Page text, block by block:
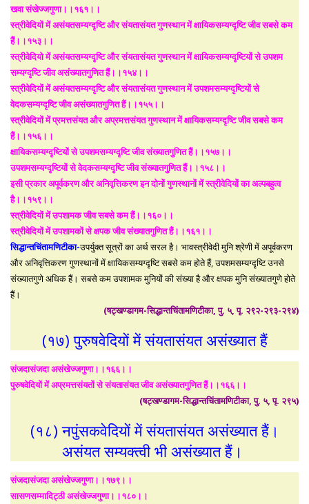
खवा संखेज्जगुणा।।१६१।।
स्त्रीवेदियों में असंयतसम्यग्दृष्टि और संयतासंयत गुणस्थान में क्षायिकसम्यग्दृष्टि जीव सबसे कम
हैं।।१५३।।
स्त्रीवेदियो में असंयतसम्यग्दृष्टि और संयतासंयत गुणस्थान में क्षायिकसम्यग्दृष्टियों से उपशम
सम्यग्दृष्टि जीव असंख्यातगुणित हैं।।१५४।।
स्त्रीवेदियों में असंयतसम्यग्दृष्टि और संयतासंयत गुणस्थान में उपशमसम्यग्दृष्टियों से
वेदकसम्यग्दृष्टि जीव असंख्यातगुणित हैं।।१५५।।
स्त्रीवेदियों में प्रमत्तसंयत और अप्रमत्तसंयत गुणस्थान में क्षायिकसम्यग्दृष्टि जीव सबसे कम
हैं।।१५६।।
क्षायिकसम्यग्दृष्टियों से उपशमसम्यग्दृष्टि जीव संख्यातगुणित हैं।।१५७।।
उपशमसम्यग्दृष्टियों से वेदकसम्यग्दृष्टि जीव संख्यातगुणित हैं।।१५८।।
इसी प्रकार अपूर्वकरण और अनिवृत्तिकरण इन दोनों गुणस्थानों में स्त्रीवेदियों का अल्पबहुत्व
है।।१५९।।
स्त्रीवेदियों में उपशामक जीव सबसे कम हैं।।१६०।।
स्त्रीवेदियों में उपशामकों से क्षपक जीव संख्यातगुणित हैं।।१६१।।
सिद्धान्तचिंतामणिटीका-उपर्युक्त सूत्रों का अर्थ सरल है। भावस्त्रीवेदी मुनि श्रेणी में अपूर्वकरण
और अनिवृत्तिकरण गुणस्थानों में क्षायिकसम्यग्दृष्टि सबसे कम होते हैं, उपशमसम्यग्दृष्टि उनसे
संख्यातगुणे अधिक हैं। सबसे कम उपशामक मुनियों की संख्या है और क्षपक मुनि संख्यातगुणे होते
हैं।
(षट्खण्डागम-सिद्धान्तचिंतामणिटीका, पु. ५, पृ. २९२-२९३-२९४)
(१७) पुरुषवेदियों में संयतासंयत असंख्यात हैं
संजदासंजदा असंखेज्जगुणा।।१६६।।
पुरुषवेदियों में अप्रमत्तसंयतों से संयतासंयत जीव असंख्यातगुणित हैं।।१६६।।
(षट्खण्डागम-सिद्धान्तचिंतामणिटीका, पु. ५, पृ. २९५)
(१८) नपुंसकवेदियों में संयतासंयत असंख्यात हैं।
असंयत सम्यक्त्वी भी असंख्यात हैं।
संजदासंजदा असंखेज्जगुणा।।१७९।।
सासणसम्मादिट्ठी असंखेज्जगुणा।।१८०।।